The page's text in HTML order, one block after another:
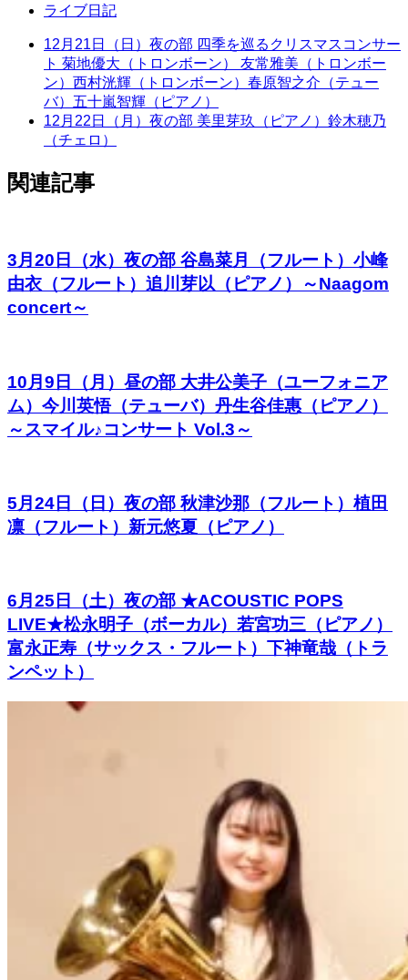
ライブ日記
12月21日（日）夜の部 四季を巡るクリスマスコンサー
ト 菊地優大（トロンボーン） 友常雅美（トロンボー
ン）西村洸輝（トロンボーン）春原智之介（テュー
バ）五十嵐智輝（ピアノ）
12月22日（月）夜の部 美里芽玖（ピアノ）鈴木穂乃
（チェロ）
関連記事
3月20日（水）夜の部 谷島菜月（フルート）小峰
由衣（フルート）追川芽以（ピアノ）～Naagom
concert～
10月9日（月）昼の部 大井公美子（ユーフォニア
ム）今川英悟（テューバ）丹生谷佳惠（ピアノ）
～スマイル♪コンサート Vol.3～
5月24日（日）夜の部 秋津沙那（フルート）植田
凛（フルート）新元悠夏（ピアノ）
6月25日（土）夜の部 ★ACOUSTIC POPS
LIVE★松永明子（ボーカル）若宮功三（ピアノ）
富永正寿（サックス・フルート）下神竜哉（トラ
ンペット）